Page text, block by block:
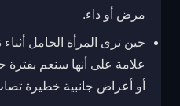
مرض أو داء.
حين ترى المرأة الحامل
علامة على أنها سنعم
أو أعراض جانبية خطيرة